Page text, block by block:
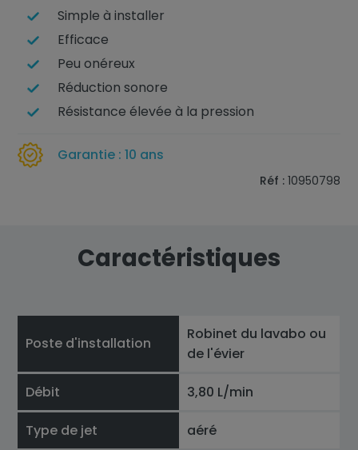
Simple à installer
Efficace
Peu onéreux
Réduction sonore
Résistance élevée à la pression
Garantie : 10 ans
Réf : 10950798
Caractéristiques
Poste d'installation
Robinet du lavabo ou
de l'évier
Débit 3,80 L/min
Type de jet aéré